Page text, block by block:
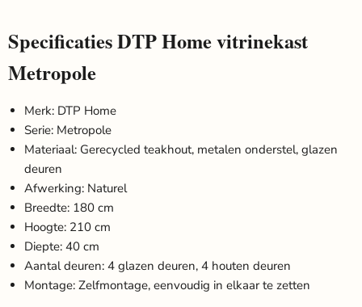
Specificaties DTP Home vitrinekast
Metropole
Merk: DTP Home
Serie: Metropole
Materiaal: Gerecycled teakhout, metalen onderstel, glazen
deuren
Afwerking: Naturel
Breedte: 180 cm
Hoogte: 210 cm
Diepte: 40 cm
Aantal deuren: 4 glazen deuren, 4 houten deuren
Montage: Zelfmontage, eenvoudig in elkaar te zetten